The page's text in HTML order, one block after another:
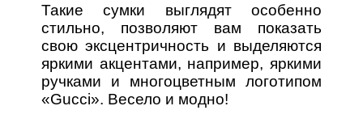
Такие сумки выглядят особенно
стильно, позволяют вам показать
свою эксцентричность и выделяются
яркими акцентами, например, яркими
ручками и многоцветным логотипом
«Gucci». Весело и модно!